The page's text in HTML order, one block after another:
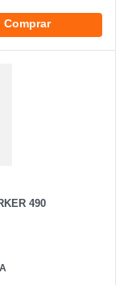
Comprar
490